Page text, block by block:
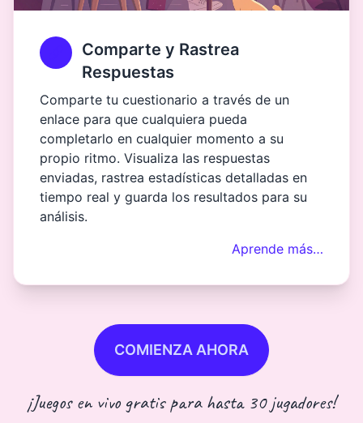
Comparte y Rastrea
Respuestas
Comparte tu cuestionario a través de un
enlace para que cualquiera pueda
completarlo en cualquier momento a su
propio ritmo. Visualiza las respuestas
enviadas, rastrea estadísticas detalladas en
tiempo real y guarda los resultados para su
análisis.
Aprende más…
COMIENZA AHORA
¡Juegos en vivo gratis para hasta 30 jugadores!